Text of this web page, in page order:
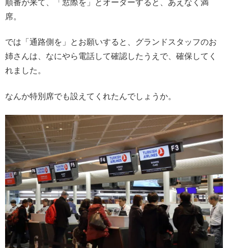
順番が来て、「窓際を」とオーダーすると、あえなく満
席。
では「通路側を」とお願いすると、グランドスタッフのお
姉さんは、なにやら電話して確認したうえで、確保してく
れました。
なんか特別席でも設えてくれたんでしょうか。